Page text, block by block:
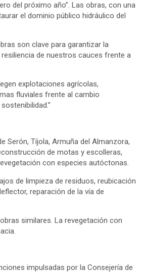
del próximo año”. Las obras, con una
el dominio público hidráulico del
son clave para garantizar la
de nuestros cauces frente a
explotaciones agrícolas,
fluviales frente al cambio
Serón, Tíjola, Armuña del Almanzora,
de motas y escolleras,
con especies autóctonas.
de limpieza de residuos, reubicación
reparación de la vía de
similares. La revegetación con
impulsadas por la Consejería de